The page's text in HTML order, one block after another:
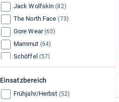
Jack Wolfskin (82)
The North Face (73)
Gore Wear (65)
Mammut (64)
Schöffel (57)
Adidas (50)
Haglöfs (48)
Fjällräven (47)
Einsatzbereich
Frühjahr/Herbst (52)